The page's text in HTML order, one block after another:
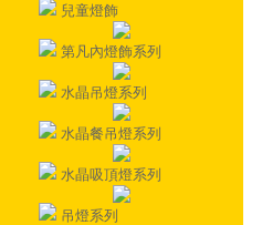
兒童燈飾
第凡內燈飾系列
水晶吊燈系列
水晶餐吊燈系列
水晶吸頂燈系列
吊燈系列